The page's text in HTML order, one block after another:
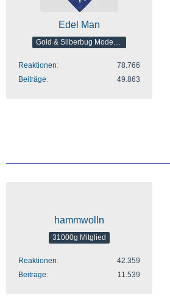
Edel Man
Reaktionen
78.766
Beiträge
49.863
hammwolln
31000g Mitglied
Reaktionen
42.359
Beiträge
11.539